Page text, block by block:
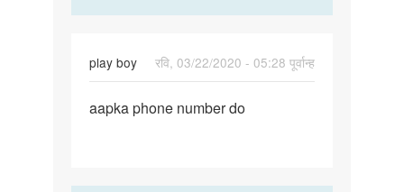
play boy
रवि, 03/22/2020 - 05:28 पूर्वान्ह
aapka
aapka phone number do